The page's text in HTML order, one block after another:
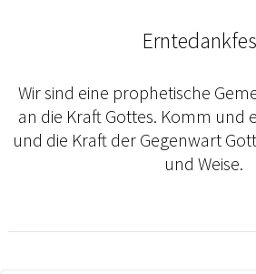
Wir sind eine prophetische
an die Kraft Gottes. Komm und
und die Kraft der Gegenwart
und Weise.